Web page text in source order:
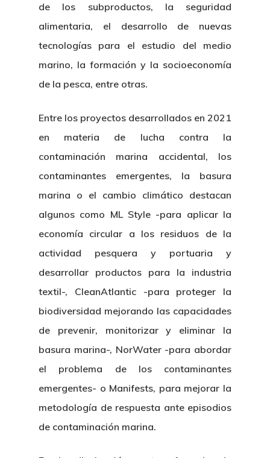
de los subproductos, la seguridad
alimentaria, el desarrollo de nuevas
tecnologías para el estudio del medio
marino, la formación y la socioeconomía
de la pesca, entre otras.
Entre los proyectos desarrollados en 2021
en materia de lucha contra la
contaminación marina accidental, los
contaminantes emergentes, la basura
marina o el cambio climático destacan
algunos como ML Style -para aplicar la
economía circular a los residuos de la
actividad pesquera y portuaria y
desarrollar productos para la industria
textil-, CleanAtlantic -para proteger la
biodiversidad mejorando las capacidades
de prevenir, monitorizar y eliminar la
basura marina-, NorWater -para abordar
el problema de los contaminantes
emergentes- o Manifests, para mejorar la
metodología de respuesta ante episodios
de contaminación marina.